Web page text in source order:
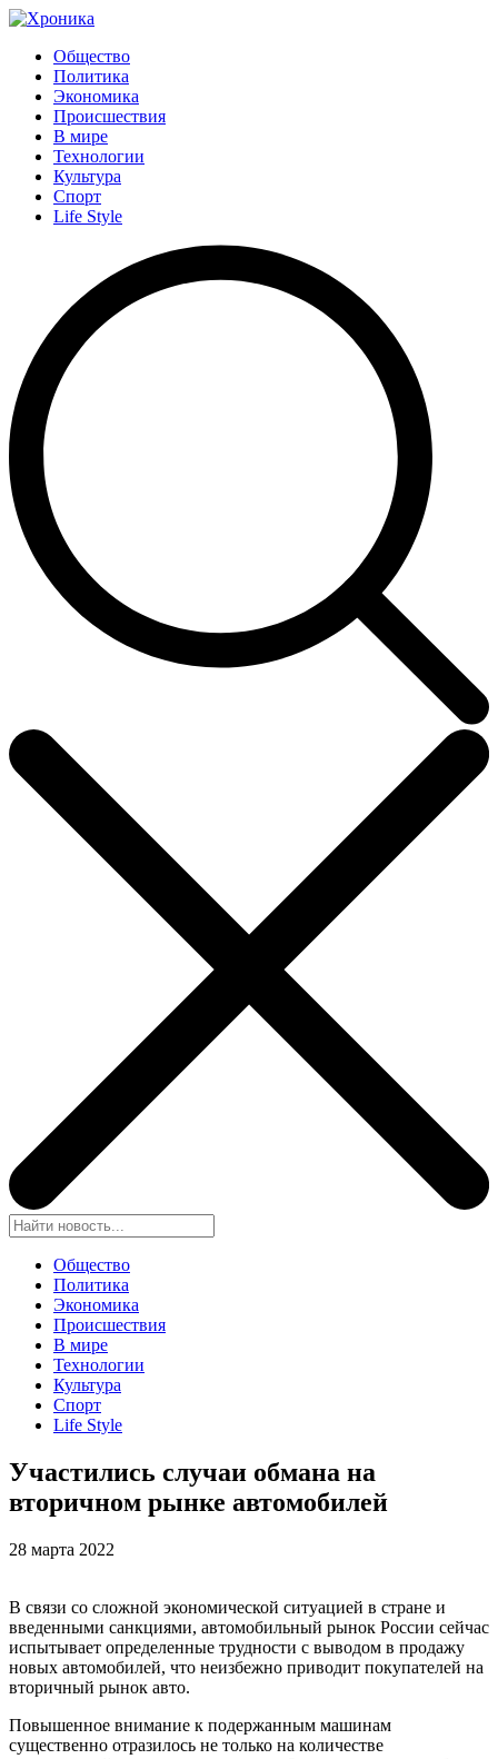
Общество
Политика
Экономика
Происшествия
В мире
Технологии
Культура
Спорт
Life Style
Общество
Политика
Экономика
Происшествия
В мире
Технологии
Культура
Спорт
Life Style
Участились случаи обмана на
вторичном рынке автомобилей
28 марта 2022
В связи со сложной экономической ситуацией в стране и
введенными санкциями, автомобильный рынок России сейчас
испытывает определенные трудности с выводом в продажу
новых автомобилей, что неизбежно приводит покупателей на
вторичный рынок авто.
Повышенное внимание к подержанным машинам
существенно отразилось не только на количестве